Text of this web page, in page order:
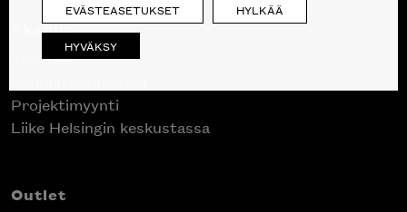
Skanno
Tuotteet
Projektimyynti
Liike Helsingin keskustassa
Outlet
EVÄSTEASETUKSET HYLKÄÄ
HYVÄKSY